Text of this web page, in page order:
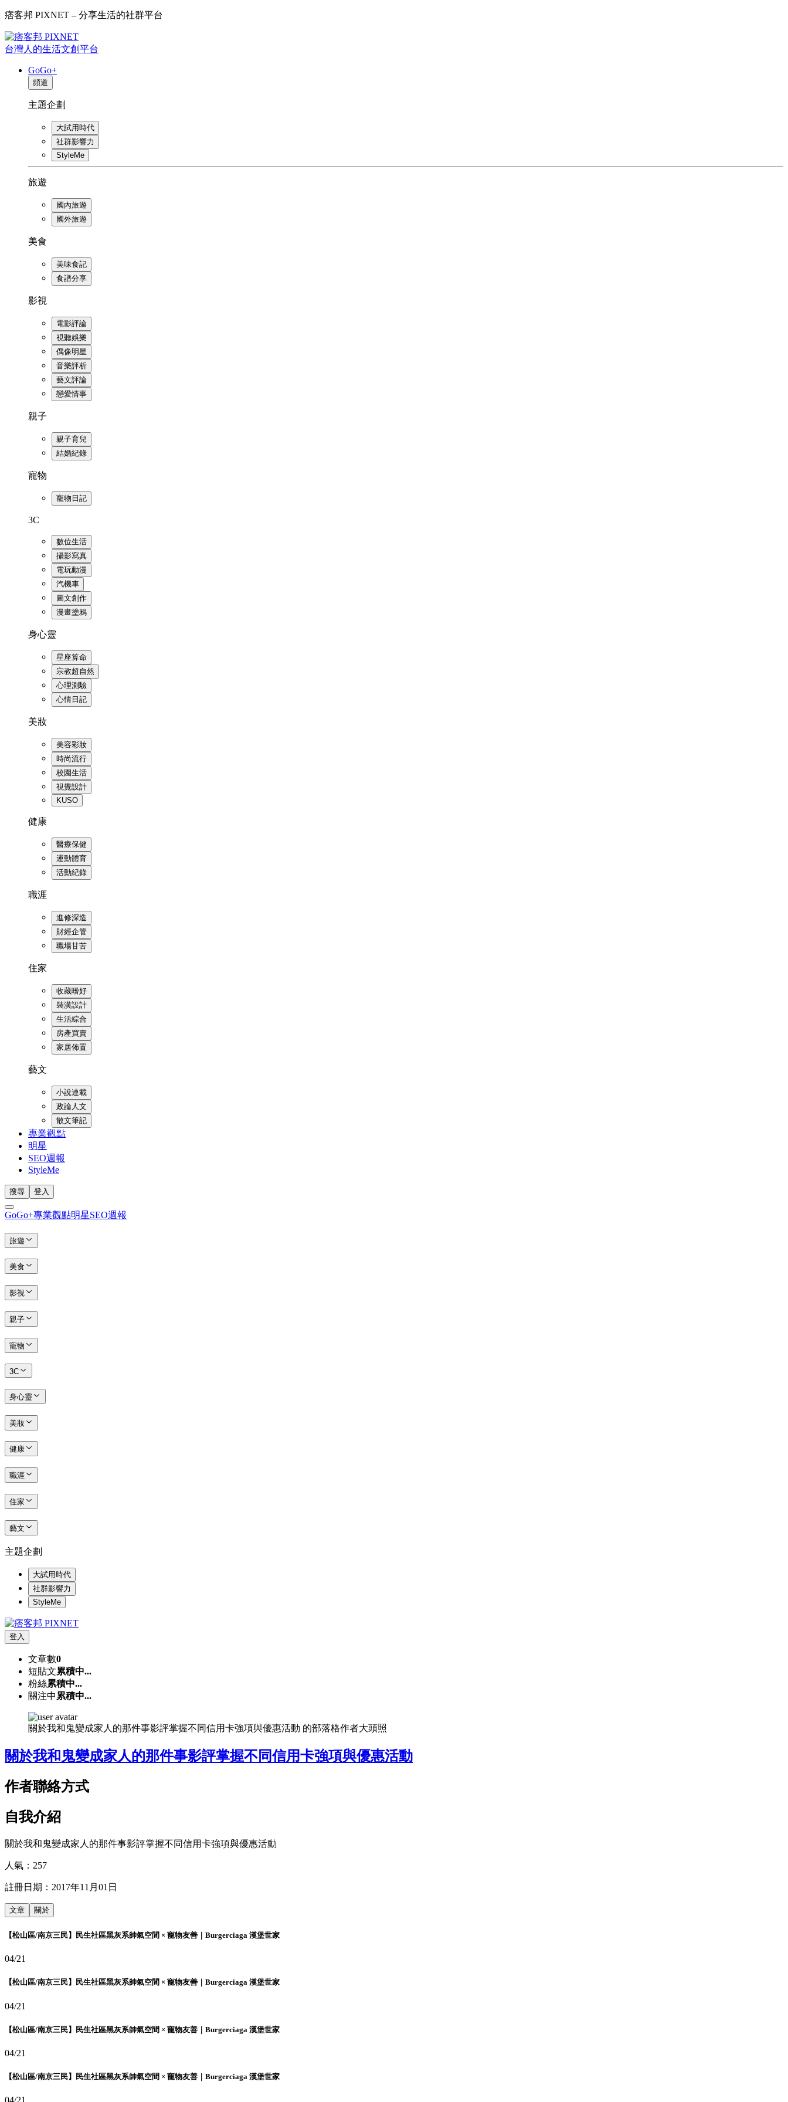
痞客邦 PIXNET – 分享生活的社群平台
台灣人的生活文創平台
GoGo+
頻道
主題企劃
大試用時代
社群影響力
StyleMe
旅遊
國內旅遊
國外旅遊
美食
美味食記
食譜分享
影視
電影評論
視聽娛樂
偶像明星
音樂評析
藝文評論
戀愛情事
親子
親子育兒
結婚紀錄
寵物
寵物日記
3C
數位生活
攝影寫真
電玩動漫
汽機車
圖文創作
漫畫塗鴉
身心靈
星座算命
宗教超自然
心理測驗
心情日記
美妝
美容彩妝
時尚流行
校園生活
視覺設計
KUSO
健康
醫療保健
運動體育
活動紀錄
職涯
進修深造
財經企管
職場甘苦
住家
收藏嗜好
裝潢設計
生活綜合
房產買賣
家居佈置
藝文
小說連載
政論人文
散文筆記
專業觀點
明星
SEO週報
StyleMe
搜尋 登入
GoGo+專業觀點明星SEO週報
旅遊
美食
影視
親子
寵物
3C
身心靈
美妝
健康
職涯
住家
藝文
主題企劃
大試用時代
社群影響力
StyleMe
登入
文章數0
短貼文累積中...
粉絲累積中...
關注中 累積中...
關於我和鬼變成家人的那件事影評掌握不同信用卡強項與優惠活動 的部落格作者大頭照
關於我和鬼變成家人的那件事影評掌握不同信用卡強項與優惠活動
作者聯絡方式
自我介紹
關於我和鬼變成家人的那件事影評掌握不同信用卡強項與優惠活動
人氣： 257
註冊日期： 2017年11月01日
文章 關於
【松山區/南京三民】民生社區黑灰系帥氣空間 × 寵物友善｜Burgerciaga 漢堡世家
04/21
【松山區/南京三民】民生社區黑灰系帥氣空間 × 寵物友善｜Burgerciaga 漢堡世家
04/21
【松山區/南京三民】民生社區黑灰系帥氣空間 × 寵物友善｜Burgerciaga 漢堡世家
04/21
【松山區/南京三民】民生社區黑灰系帥氣空間 × 寵物友善｜Burgerciaga 漢堡世家